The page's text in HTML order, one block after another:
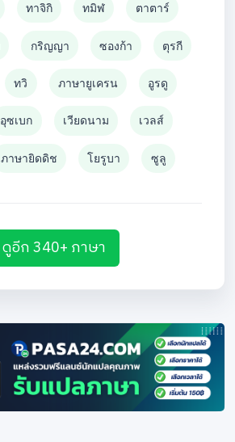
ทาจิกิ ทมิฬ ตาตาร์
กริญญา ซองก้า ตุรกี
ทวิ ภาษายูเครน อูรดู
อุซเบก เวียดนาม เวลส์
ภาษายิดดิช โยรูบา ซูลู
ดูอีก 340+ ภาษา